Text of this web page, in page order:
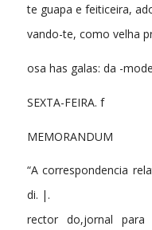
te guapa e feiticeira,
vando-te, como velha
osa has galas: da -
SEXTA-FEIRA. f
MEMORANDUM
“A correspondencia
di. |.
rector do,jornal